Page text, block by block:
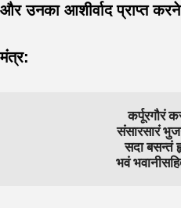
और उनका आशीर्वाद प्राप्त
मंत्र:
कर्पूरगौरं
संसारसारं
सदा बसन्तं
भवं